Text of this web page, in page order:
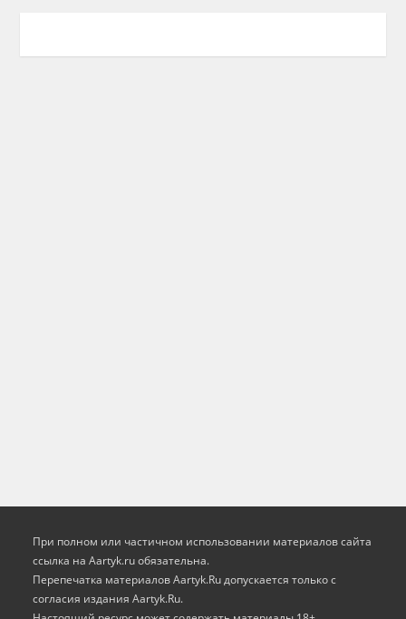
При полном или частичном использовании материалов сайта
ссылка на Aartyk.ru oбязательна.
Перепечатка материалов Aartyk.Ru допускается только с
согласия издания Aartyk.Ru.